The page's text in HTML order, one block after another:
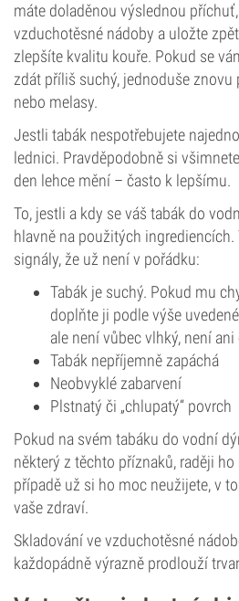
máte doladěnou výslednou
vzduchotěsné nádoby a uložte
zlepšíte kvalitu kouře. Pokud se
zdát příliš suchý, jednoduše
nebo melasy.
Jestli tabák nespotřebujete
lednici. Pravděpodobně si
den lehce mění – často k lepšímu.
To, jestli a kdy se váš tabák do
hlavně na použitých ingrediencích.
signály, že už není v pořádku:
Tabák je suchý. Pokud mu
doplňte ji podle výše
ale není vůbec vlhký, není ani
Tabák nepříjemně zapáchá
Neobvyklé zabarvení
Plstnatý či „chlupatý“ povrch
Pokud na svém tabáku do vodní
některý z těchto příznaků, raději
případě už si ho moc neužijete, v
vaše zdraví.
Skladování ve vzduchotěsné
každopádně výrazně prodlouží